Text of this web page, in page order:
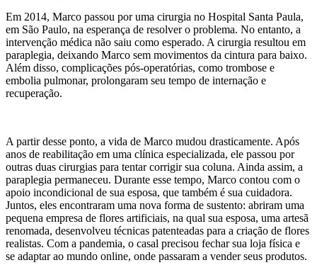
Em 2014, Marco passou por uma cirurgia no Hospital Santa Paula,
em São Paulo, na esperança de resolver o problema. No entanto, a
intervenção médica não saiu como esperado. A cirurgia resultou em
paraplegia, deixando Marco sem movimentos da cintura para baixo.
Além disso, complicações pós-operatórias, como trombose e
embolia pulmonar, prolongaram seu tempo de internação e
recuperação.
A partir desse ponto, a vida de Marco mudou drasticamente. Após
anos de reabilitação em uma clínica especializada, ele passou por
outras duas cirurgias para tentar corrigir sua coluna. Ainda assim, a
paraplegia permaneceu. Durante esse tempo, Marco contou com o
apoio incondicional de sua esposa, que também é sua cuidadora.
Juntos, eles encontraram uma nova forma de sustento: abriram uma
pequena empresa de flores artificiais, na qual sua esposa, uma artesã
renomada, desenvolveu técnicas patenteadas para a criação de flores
realistas. Com a pandemia, o casal precisou fechar sua loja física e
se adaptar ao mundo online, onde passaram a vender seus produtos.